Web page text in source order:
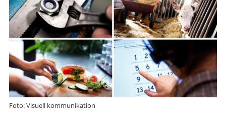
Foto: Visuell kommunikation